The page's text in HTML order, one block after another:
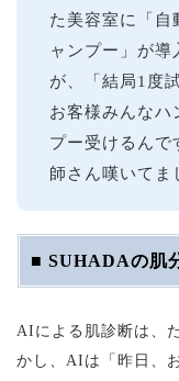
た美容室に「自
ャンプー」が導
が、「結局1度
お客様みんなハ
プー受けるんで
師さん嘆いてま
■ SUHADAの肌
AIによる肌診断は、
かし、AIは「昨日、